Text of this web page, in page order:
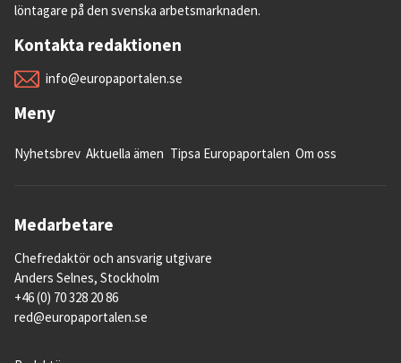
löntagare på den svenska arbetsmarknaden.
Kontakta redaktionen
info@europaportalen.se
Meny
Nyhetsbrev Aktuella ämen Tipsa Europaportalen Om oss
Medarbetare
Chefredaktör och ansvarig utgivare
Anders Selnes, Stockholm
+46 (0) 70 328 20 86
red@europaportalen.se